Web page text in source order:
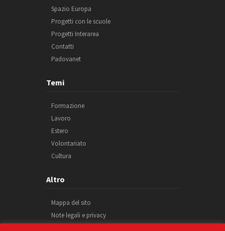
Spazio Europa
Progetti con le scuole
Progetti Interarea
Contatti
Padovanet
Temi
Formazione
Lavoro
Estero
Volontariato
Cultura
Altro
Mappa del sito
Note legali e privacy